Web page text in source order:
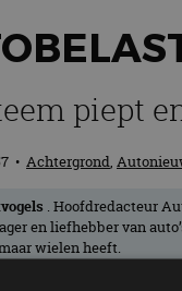
piept
• Achtergrond,
. Hoofdredacteur
en liefhebber van
wielen heeft.